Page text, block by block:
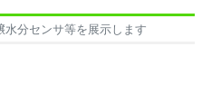
水分センサ等を展示します